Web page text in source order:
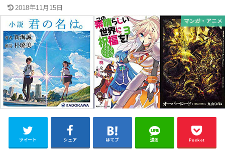
2018年11月15日
マンガ・アニメ
ツイート シェア はてブ 送る Pocket